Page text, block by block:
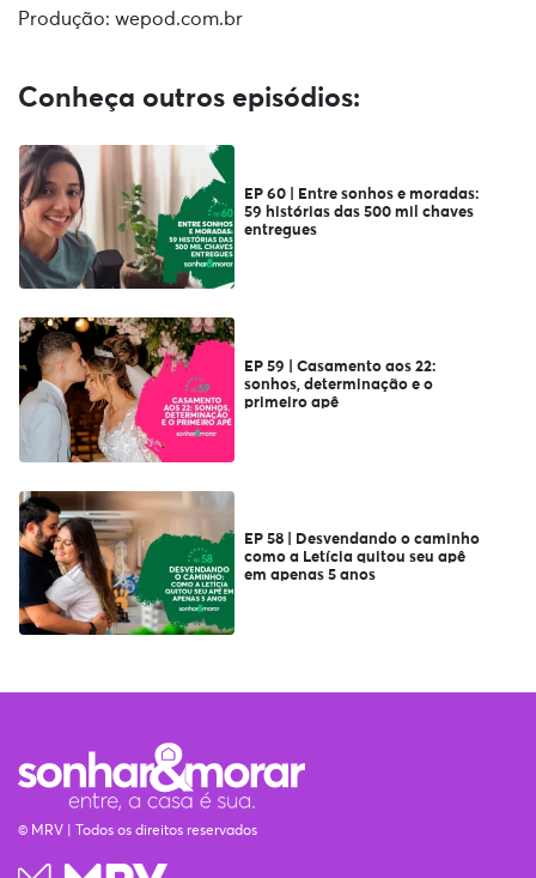
Conheça outros episódios:
EP 60 | Entre sonhos e moradas:
59 histórias das 500 mil chaves
entregues
EP 59 | Casamento aos 22:
sonhos, determinação e o
primeiro apê
EP 58 | Desvendando o caminho
como a Letícia quitou seu apê
em apenas 5 anos
Produção: wepod.com.br
© MRV | Todos os direitos reservados